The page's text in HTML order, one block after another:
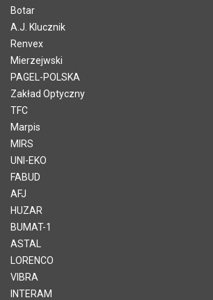
Botar
A.J. Klucznik
Renvex
Mierzejwski
PAGEL-POLSKA
Zakład Optyczny
TFC
Marpis
MIRS
UNI-EKO
FABUD
AFJ
HUZAR
BUMAT-1
ASTAL
LORENCO
VIBRA
INTERAM